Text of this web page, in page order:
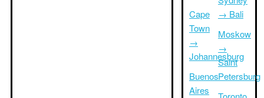
Cape
Town
→
Johannesburg
Buenos
Aires
→ Bali
Moskow
→
Saint
Petersburg